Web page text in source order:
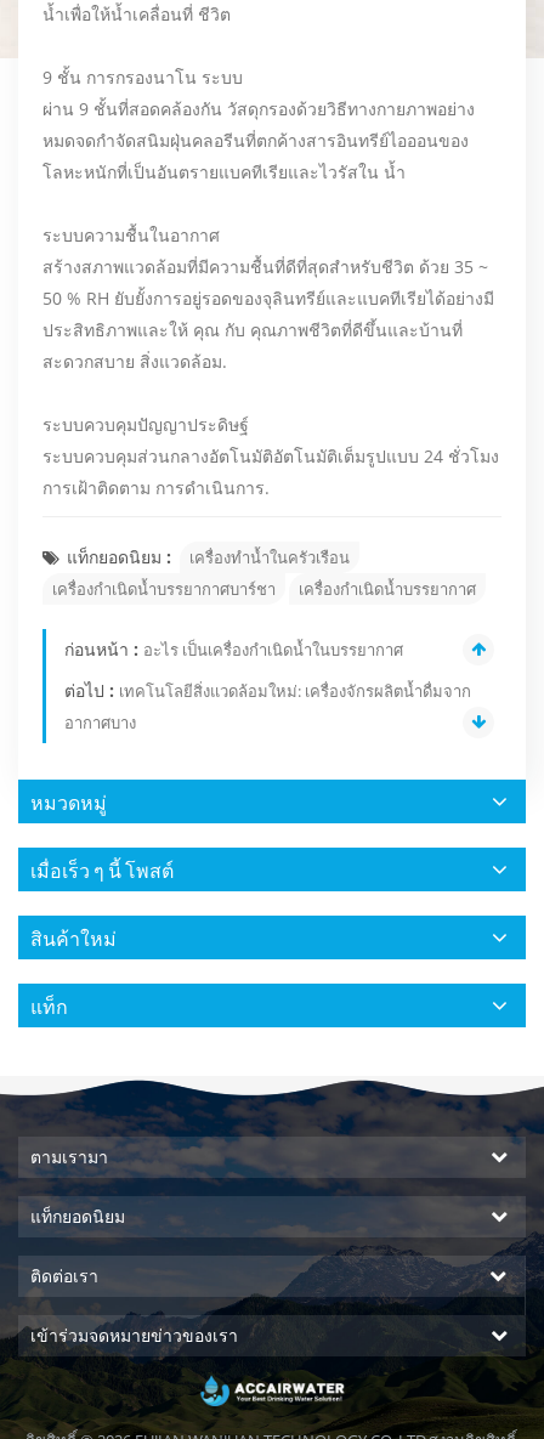
น้ำเพื่อให้น้ำเคลื่อนที่ ชีวิต
9 ชั้น การกรองนาโน ระบบ
ผ่าน 9 ชั้นที่สอดคล้องกัน วัสดุกรองด้วยวิธีทางกายภาพอย่าง
หมดจดกำจัดสนิมฝุ่นคลอรีนที่ตกค้างสารอินทรีย์ไอออนของ
โลหะหนักที่เป็นอันตรายแบคทีเรียและไวรัสใน น้ำ
ระบบความชื้นในอากาศ
สร้างสภาพแวดล้อมที่มีความชื้นที่ดีที่สุดสำหรับชีวิต ด้วย 35 ~
50 % RH ยับยั้งการอยู่รอดของจุลินทรีย์และแบคทีเรียได้อย่างมี
ประสิทธิภาพและให้ คุณ กับ คุณภาพชีวิตที่ดีขึ้นและบ้านที่
สะดวกสบาย สิ่งแวดล้อม.
ระบบควบคุมปัญญาประดิษฐ์
ระบบควบคุมส่วนกลางอัตโนมัติอัตโนมัติเต็มรูปแบบ 24 ชั่วโมง
การเฝ้าติดตาม การดำเนินการ.
แท็กยอดนิยม :
เครื่องทำน้ำในครัวเรือน
เครื่องกำเนิดน้ำบรรยากาศบาร์ชา
เครื่องกำเนิดน้ำบรรยากาศ
ก่อนหน้า : อะไร เป็นเครื่องกำเนิดน้ำในบรรยากาศ
ต่อไป : เทคโนโลยีสิ่งแวดล้อมใหม่: เครื่องจักรผลิตน้ำดื่มจาก
อากาศบาง
หมวดหมู่
เมื่อเร็ว ๆ นี้ โพสต์
สินค้าใหม่
แท็ก
ตามเรามา
แท็กยอดนิยม
ติดต่อเรา
เข้าร่วมจดหมายข่าวของเรา